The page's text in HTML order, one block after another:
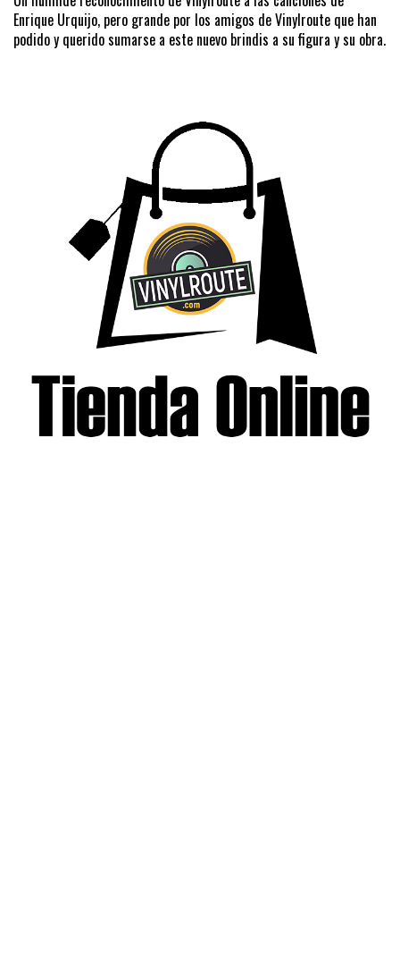
Enrique Urquijo, pero grande por los amigos de Vinylroute que han
podido y querido sumarse a este nuevo brindis a su figura y su obra.